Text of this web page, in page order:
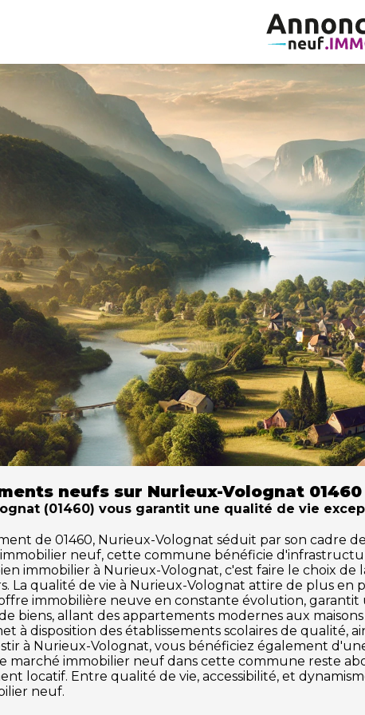
neufs sur Nurieux-Volognat 01460
(01460) vous garantit une qualité de vie
de 01460, Nurieux-Volognat séduit par son cadre
neuf, cette commune bénéficie
immobilier à Nurieux-Volognat, c'est faire le choix
La qualité de vie à Nurieux-Volognat attire de plus en
immobilière neuve en constante évolution,
biens, allant des appartements modernes aux
à disposition des établissements scolaires de qualité,
à Nurieux-Volognat, vous bénéficiez également
marché immobilier neuf dans cette commune reste
locatif. Entre qualité de vie, accessibilité, et
neuf.